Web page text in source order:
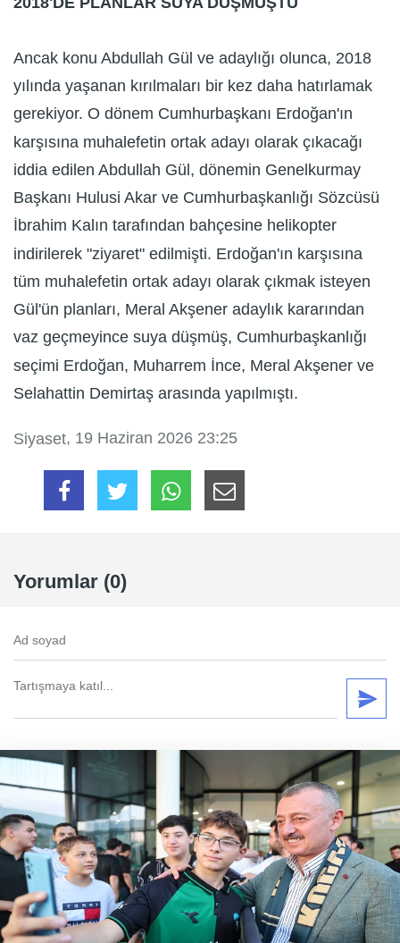
Ancak konu Abdullah Gül ve adaylığı olunca, 2018
yılında yaşanan kırılmaları bir kez daha hatırlamak
gerekiyor. O dönem Cumhurbaşkanı Erdoğan'ın
karşısına muhalefetin ortak adayı olarak çıkacağı
iddia edilen Abdullah Gül, dönemin Genelkurmay
Başkanı Hulusi Akar ve Cumhurbaşkanlığı Sözcüsü
İbrahim Kalın tarafından bahçesine helikopter
indirilerek "ziyaret" edilmişti. Erdoğan'ın karşısına
tüm muhalefetin ortak adayı olarak çıkmak isteyen
Gül'ün planları, Meral Akşener adaylık kararından
vaz geçmeyince suya düşmüş, Cumhurbaşkanlığı
seçimi Erdoğan, Muharrem İnce, Meral Akşener ve
Selahattin Demirtaş arasında yapılmıştı.
Siyaset, 19 Haziran 2026 23:25
Yorumlar (0)